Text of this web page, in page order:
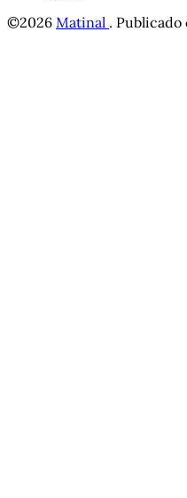
©2026 Matinal . Publicado